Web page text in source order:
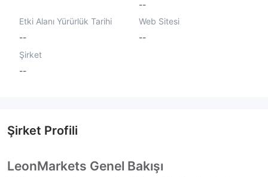
--
Etki Alanı Yürürlük Tarihi
--
Web Sitesi
--
Şirket
--
Şirket Profili
LeonMarkets Genel Bakışı